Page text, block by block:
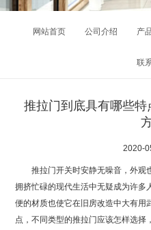
网站首页 公司介绍 产
联
推拉门到底具有哪些
2020-
推拉门开关时安静无噪音，外观
拥挤忙碌的现代生活中无疑成为许多
便的材质也使它在旧房改造中大有用
点，不同类型的推拉门应该怎样选